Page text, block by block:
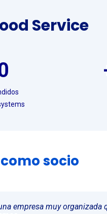
Service
socio
empresa muy organizada
la ayuda de personas
socio/revendedor de